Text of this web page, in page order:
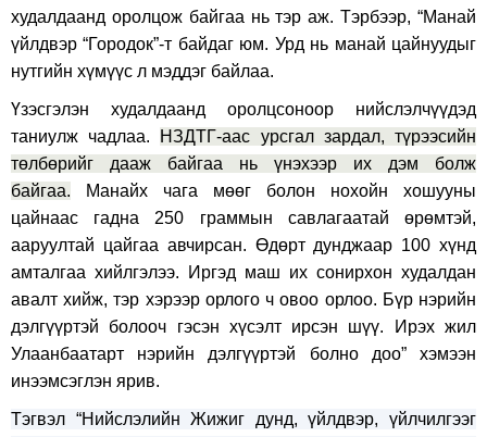
худалдаанд оролцож байгаа нь тэр аж. Тэрбээр, “Манай
үйлдвэр “Городок”-т байдаг юм. Урд нь манай цайнуудыг
нутгийн хүмүүс л мэддэг байлаа.
Үзэсгэлэн худалдаанд оролцсоноор нийслэлчүүдэд
таниулж чадлаа. НЗДТГ-аас урсгал зардал, түрээсийн
төлбөрийг дааж байгаа нь үнэхээр их дэм болж
байгаа. Манайх чага мөөг болон нохойн хошууны
цайнаас гадна 250 граммын савлагаатай өрөмтэй,
ааруултай цайгаа авчирсан. Өдөрт дунджаар 100 хүнд
амталгаа хийлгэлээ. Иргэд маш их сонирхон худалдан
авалт хийж, тэр хэрээр орлого ч овоо орлоо. Бүр нэрийн
дэлгүүртэй болооч гэсэн хүсэлт ирсэн шүү. Ирэх жил
Улаанбаатарт нэрийн дэлгүүртэй болно доо” хэмээн
инээмсэглэн ярив.
Тэгвэл “Нийслэлийн Жижиг дунд, үйлдвэр, үйлчилгээг